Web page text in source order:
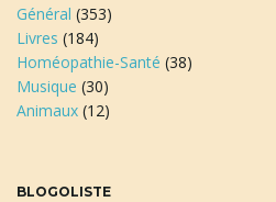
Général (353)
Livres (184)
Homéopathie-Santé (38)
Musique (30)
Animaux (12)
BLOGOLISTE